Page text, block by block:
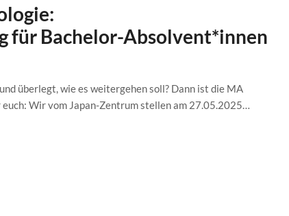
für Bachelor-Absolvent*innen
überlegt, wie es weitergehen soll? Dann ist die MA
Wir vom Japan-Zentrum stellen am 27.05.2025…